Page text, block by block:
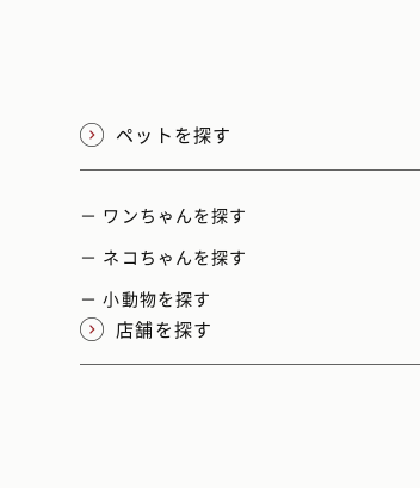
ペットを探す
－ ワンちゃんを探す
－ ネコちゃんを探す
－ 小動物を探す
店舗を探す